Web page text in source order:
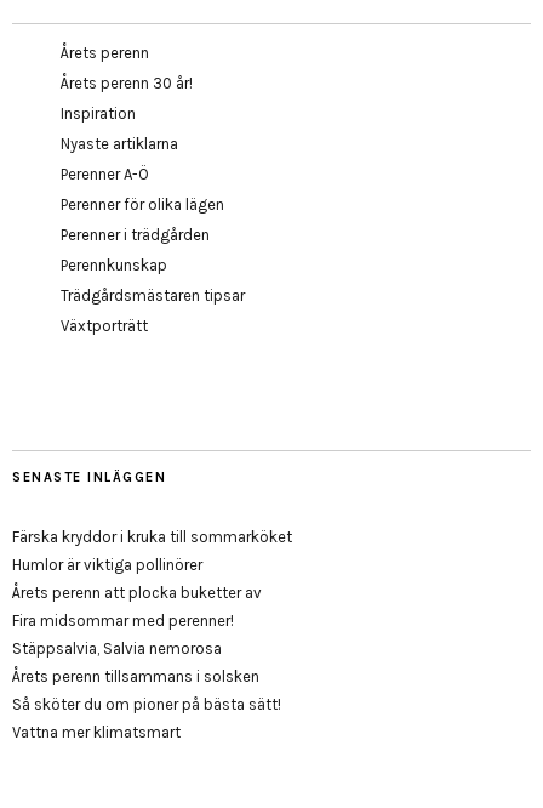
Årets perenn
Årets perenn 30 år!
Inspiration
Nyaste artiklarna
Perenner A-Ö
Perenner för olika lägen
Perenner i trädgården
Perennkunskap
Trädgårdsmästaren tipsar
Växtporträtt
SENASTE INLÄGGEN
Färska kryddor i kruka till sommarköket
Humlor är viktiga pollinörer
Årets perenn att plocka buketter av
Fira midsommar med perenner!
Stäppsalvia, Salvia nemorosa
Årets perenn tillsammans i solsken
Så sköter du om pioner på bästa sätt!
Vattna mer klimatsmart